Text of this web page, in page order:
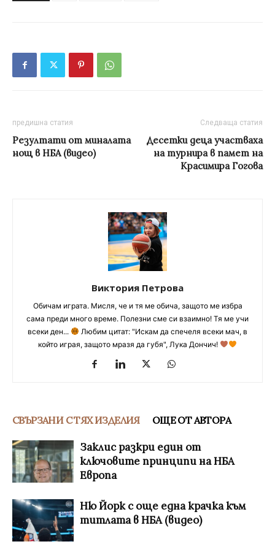
предишна статия
Резултати от миналата
нощ в НБА (видео)
Следваща статия
Десетки деца участваха
на турнира в памет на
Красимира Гогова
Виктория Петрова
Обичам играта. Мисля, че и тя ме обича, защото ме избра
сама преди много време. Полезни сме си взаимно! Тя ме учи
всеки ден...
Любим цитат: "Искам да спечеля всеки мач, в
който играя, защото мразя да губя", Лука Дончич!
СВЪРЗАНИ С ТЯХ ИЗДЕЛИЯ ОЩЕ ОТ АВТОРА
Заклис разкри един от
ключовите принципи на НБА
Европа
Ню Йорк с още една крачка към
титлата в НБА (видео)